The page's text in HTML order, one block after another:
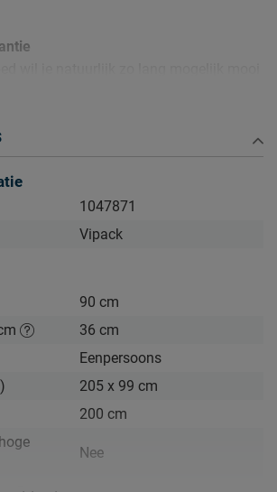
Alle schoonmaakinstructies, evenals de
1047871
Vipack
90 cm
36 cm
Eenpersoons
205 x 99 cm
200 cm
Nee